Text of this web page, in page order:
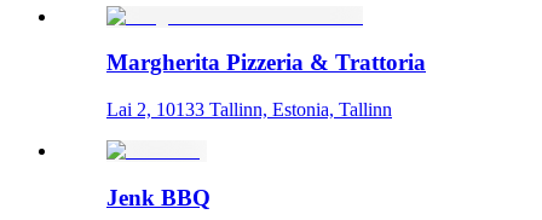
Margherita Pizzeria & Trattoria
Lai 2, 10133 Tallinn, Estonia, Tallinn
Jenk BBQ